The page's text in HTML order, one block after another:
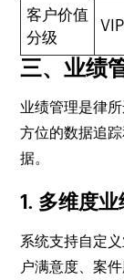
客户价值
分级
三、业绩
业绩管理是律
方位的数据追
据。
1. 多维度
系统支持自定
户满意度、案